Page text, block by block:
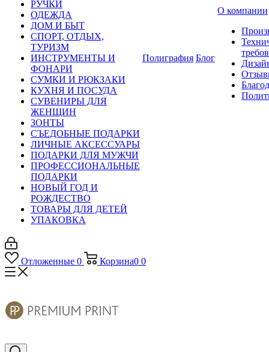
РУЧКИ
ОДЕЖДА
ДОМ И БЫТ
СПОРТ, ОТДЫХ,
ТУРИЗМ
ИНСТРУМЕНТЫ И
ФОНАРИ
СУМКИ И РЮКЗАКИ
КУХНЯ И ПОСУДА
СУВЕНИРЫ ДЛЯ
ЖЕНЩИН
ЗОНТЫ
СЪЕДОБНЫЕ ПОДАРКИ
ЛИЧНЫЕ АКСЕССУАРЫ
ПОДАРКИ ДЛЯ МУЖЧИ
ПРОФЕССИОНАЛЬНЫЕ
ПОДАРКИ
НОВЫЙ ГОД И
РОЖДЕСТВО
ТОВАРЫ ДЛЯ ДЕТЕЙ
УПАКОВКА
Полиграфия Блог
О компании
Отложенные 0 Корзина0 0